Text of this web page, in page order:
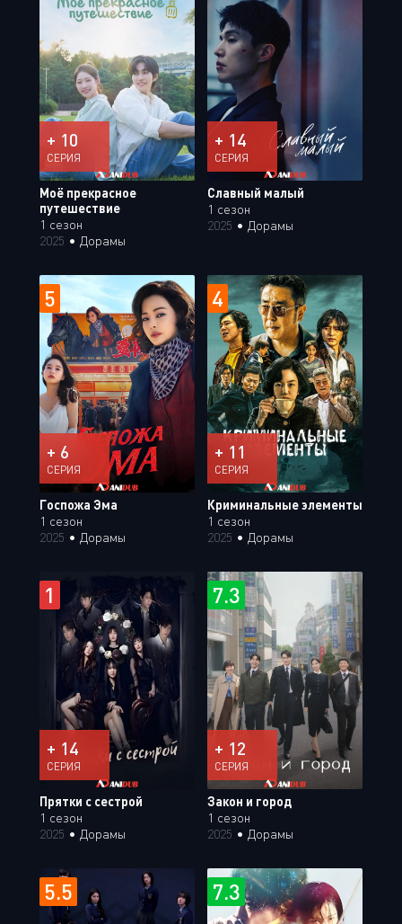
+ 10
СЕРИЯ
Моё прекрасное
путешествие
1 сезон
2025 • Дорамы
+ 14
СЕРИЯ
Славный малый
1 сезон
2025 • Дорамы
5
+ 6
СЕРИЯ
Госпожа Эма
1 сезон
2025 • Дорамы
4
+ 11
СЕРИЯ
Криминальные элементы
1 сезон
2025 • Дорамы
1
+ 14
СЕРИЯ
Прятки с сестрой
1 сезон
2025 • Дорамы
7.3
+ 12
СЕРИЯ
Закон и город
1 сезон
2025 • Дорамы
5.5 7.3